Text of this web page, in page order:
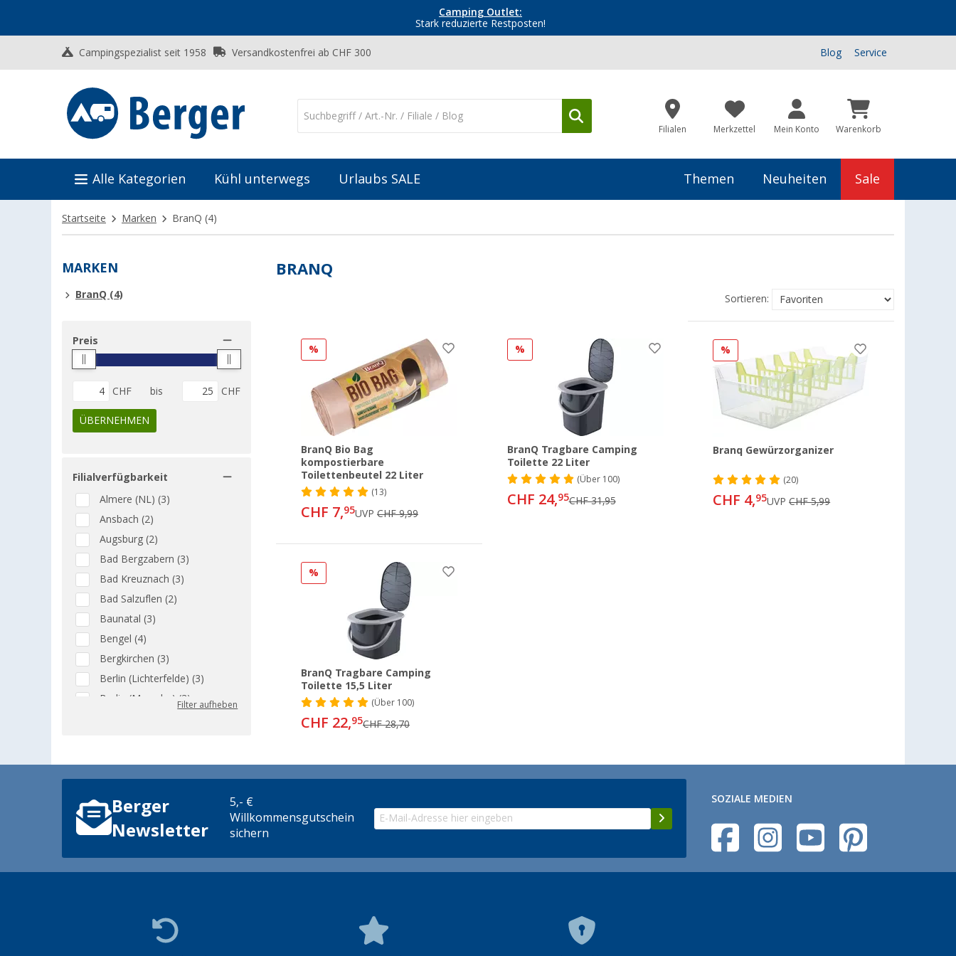
Camping Outlet:
Stark reduzierte Restposten!
Campingspezialist seit 1958 Versandkostenfrei ab CHF 300 Blog Service
Filialen Merkzettel Mein Konto Warenkorb
Alle Kategorien Kühl unterwegs Urlaubs SALE Themen Neuheiten Sale
Startseite Marken BranQ (4)
MARKEN
BranQ (4)
Preis
CHF bis CHF
ÜBERNEHMEN
Filialverfügbarkeit
Almere (NL) (3)
Ansbach (2)
Augsburg (2)
Bad Bergzabern (3)
Bad Kreuznach (3)
Bad Salzuflen (2)
Baunatal (3)
Bengel (4)
Bergkirchen (3)
Berlin (Lichterfelde) (3)
Berlin (Marzahn) (3)
Bischofsheim (3)
Bocholt (2)
Bordeaux (FR) (2)
Braunschweig (2)
Buchholz (3)
Cuxhaven (2)
Filter aufheben
BRANQ
Sortieren:
%
BranQ Bio Bag
kompostierbare
Toilettenbeutel 22 Liter
(13)
CHF 7,95UVPCHF 9,99
%
BranQ Tragbare Camping
Toilette 22 Liter
(Über 100)
CHF 24,95CHF 31,95
%
Branq Gewürzorganizer
(20)
CHF 4,95UVPCHF 5,99
%
BranQ Tragbare Camping
Toilette 15,5 Liter
(Über100)
CHF 22,95CHF 28,70
Berger
Newsletter
5,- €
Willkommensgutschein
sichern
SOZIALE MEDIEN